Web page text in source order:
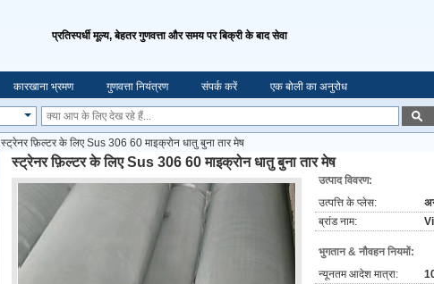
प्रतिस्पर्धी मूल्य, बेहतर गुणवत्ता और समय पर बिक्री के बाद सेवा
कारखाना भ्रमण गुणवत्ता नियंत्रण संपर्क करें एक बोली का अनुरोध
स्ट्रेनर फ़िल्टर के लिए Sus 306 60 माइक्रोन धातु बुना तार मेष
स्ट्रेनर फ़िल्टर के लिए Sus 306 60 माइक्रोन धातु बुना तार मेष
उत्पाद विवरण:
उत्पत्ति के प्लेस:
ब्रांड नाम:
भुगतान & नौवहन नियमों:
न्यूनतम आदेश मात्रा: